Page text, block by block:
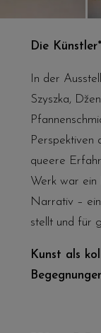
Die
In der
Szyszka,
Perspektiven
queere
Werk war ein
Narrativ –
stellt und für
Kunst als